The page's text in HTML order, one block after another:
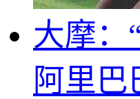
大摩：
阿里